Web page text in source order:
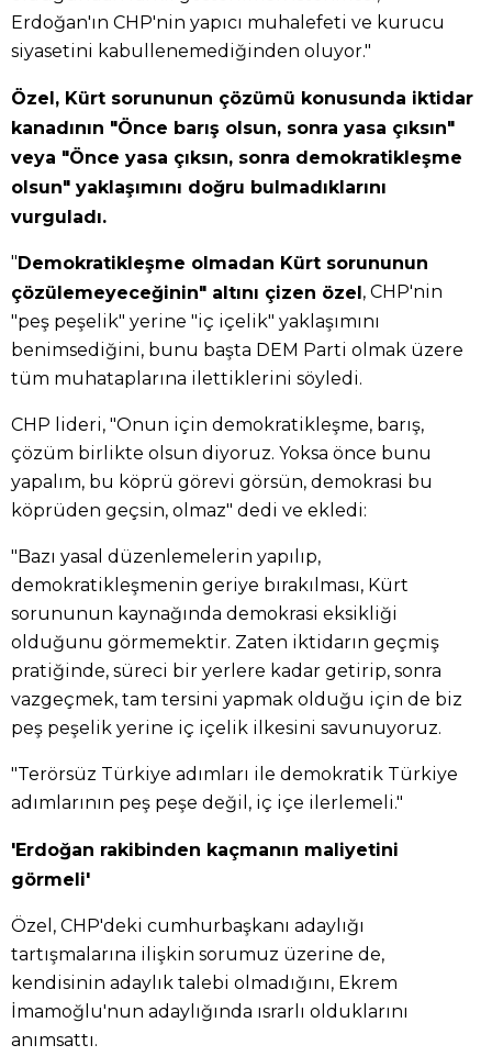
Erdoğan'ın CHP'nin yapıcı muhalefeti ve kurucu
siyasetini kabullenemediğinden oluyor."
Özel, Kürt sorununun çözümü konusunda iktidar
kanadının "Önce barış olsun, sonra yasa çıksın"
veya "Önce yasa çıksın, sonra demokratikleşme
olsun" yaklaşımını doğru bulmadıklarını
vurguladı.
" Demokratikleşme olmadan Kürt sorununun
çözülemeyeceğinin" altını çizen özel, CHP'nin
"peş peşelik" yerine "iç içelik" yaklaşımını
benimsediğini, bunu başta DEM Parti olmak üzere
tüm muhataplarına ilettiklerini söyledi.
CHP lideri, "Onun için demokratikleşme, barış,
çözüm birlikte olsun diyoruz. Yoksa önce bunu
yapalım, bu köprü görevi görsün, demokrasi bu
köprüden geçsin, olmaz" dedi ve ekledi:
"Bazı yasal düzenlemelerin yapılıp,
demokratikleşmenin geriye bırakılması, Kürt
sorununun kaynağında demokrasi eksikliği
olduğunu görmemektir. Zaten iktidarın geçmiş
pratiğinde, süreci bir yerlere kadar getirip, sonra
vazgeçmek, tam tersini yapmak olduğu için de biz
peş peşelik yerine iç içelik ilkesini savunuyoruz.
"Terörsüz Türkiye adımları ile demokratik Türkiye
adımlarının peş peşe değil, iç içe ilerlemeli."
'Erdoğan rakibinden kaçmanın maliyetini
görmeli'
Özel, CHP'deki cumhurbaşkanı adaylığı
tartışmalarına ilişkin sorumuz üzerine de,
kendisinin adaylık talebi olmadığını, Ekrem
İmamoğlu'nun adaylığında ısrarlı olduklarını
anımsattı.